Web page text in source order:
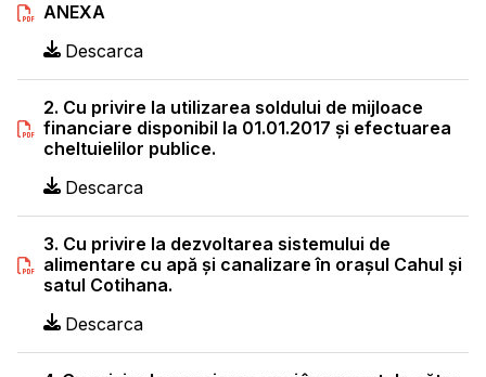
ANEXA
Descarca
2. Cu privire la utilizarea soldului de mijloace
financiare disponibil la 01.01.2017 şi efectuarea
cheltuielilor publice.
Descarca
3. Cu privire la dezvoltarea sistemului de
alimentare cu apă şi canalizare în oraşul Cahul şi
satul Cotihana.
Descarca